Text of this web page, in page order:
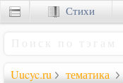
Uucyc.ru тематика
Стихи